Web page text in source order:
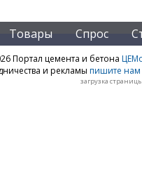
Товары Спрос
Портал цемента и бетона
и рекламы пишите нам
загрузка